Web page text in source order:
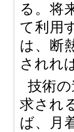
る。将
て利用
は、断
されれ
技術
求され
ば、月